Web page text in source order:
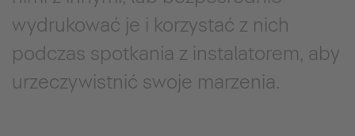
wydrukować je i korzystać z nich
podczas spotkania z instalatorem, aby
urzeczywistnić swoje marzenia.